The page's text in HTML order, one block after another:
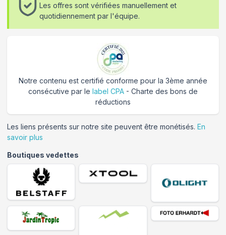
Les offres sont vérifiées manuellement et
quotidiennement par l'équipe.
Notre contenu est certifié conforme pour la 3ème année
consécutive par le label CPA - Charte des bons de
réductions
Les liens présents sur notre site peuvent être monétisés. En
savoir plus
Boutiques vedettes